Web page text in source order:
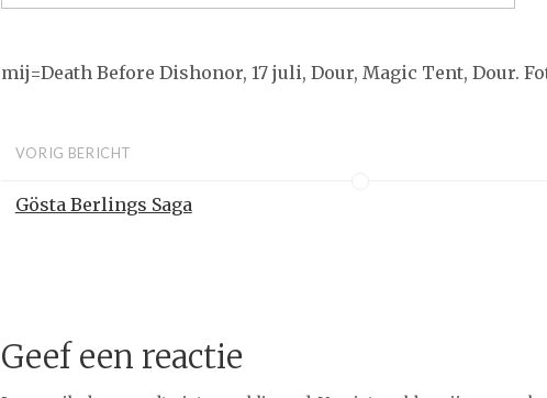
mij=Death Before Dishonor, 17 juli, Dour, Magic Tent, Dour.
VORIG BERICHT
Gösta Berlings Saga
Geef een reactie